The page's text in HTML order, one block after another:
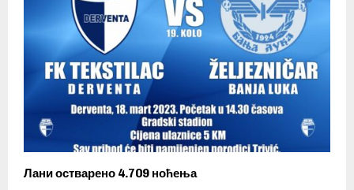
Лани остварено 4.709 ноћења